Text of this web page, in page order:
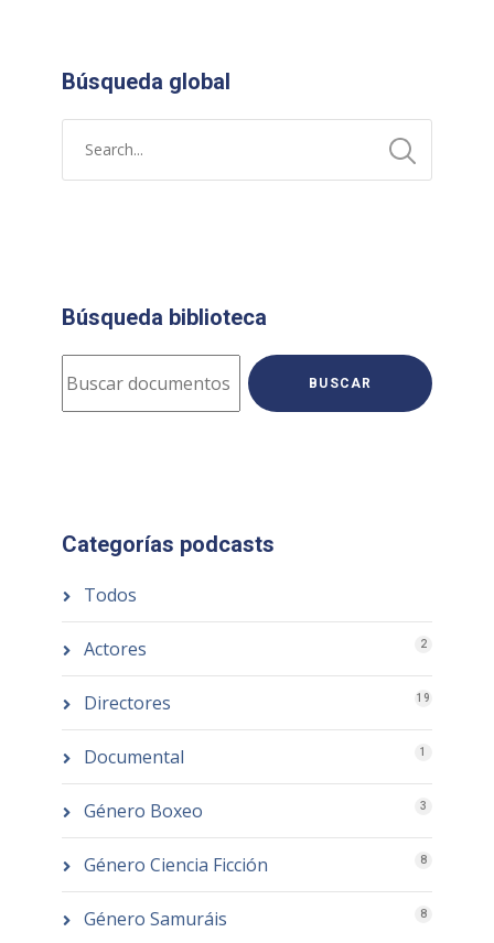
Búsqueda global
Búsqueda biblioteca
BUSCAR
Categorías podcasts
Todos
Actores 2
Directores 19
Documental 1
Género Boxeo 3
Género Ciencia Ficción 8
Género Samuráis 8